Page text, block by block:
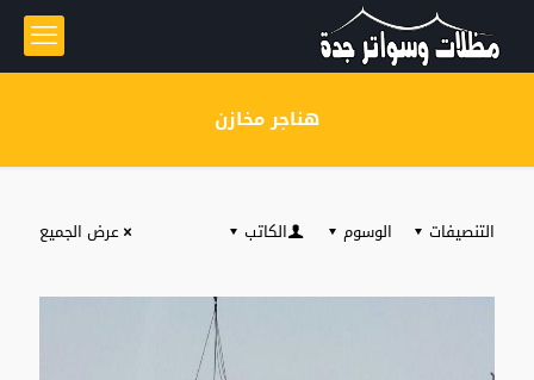
هناجر مخازن
التنصيفات الوسوم الكاتب عرض الجميع